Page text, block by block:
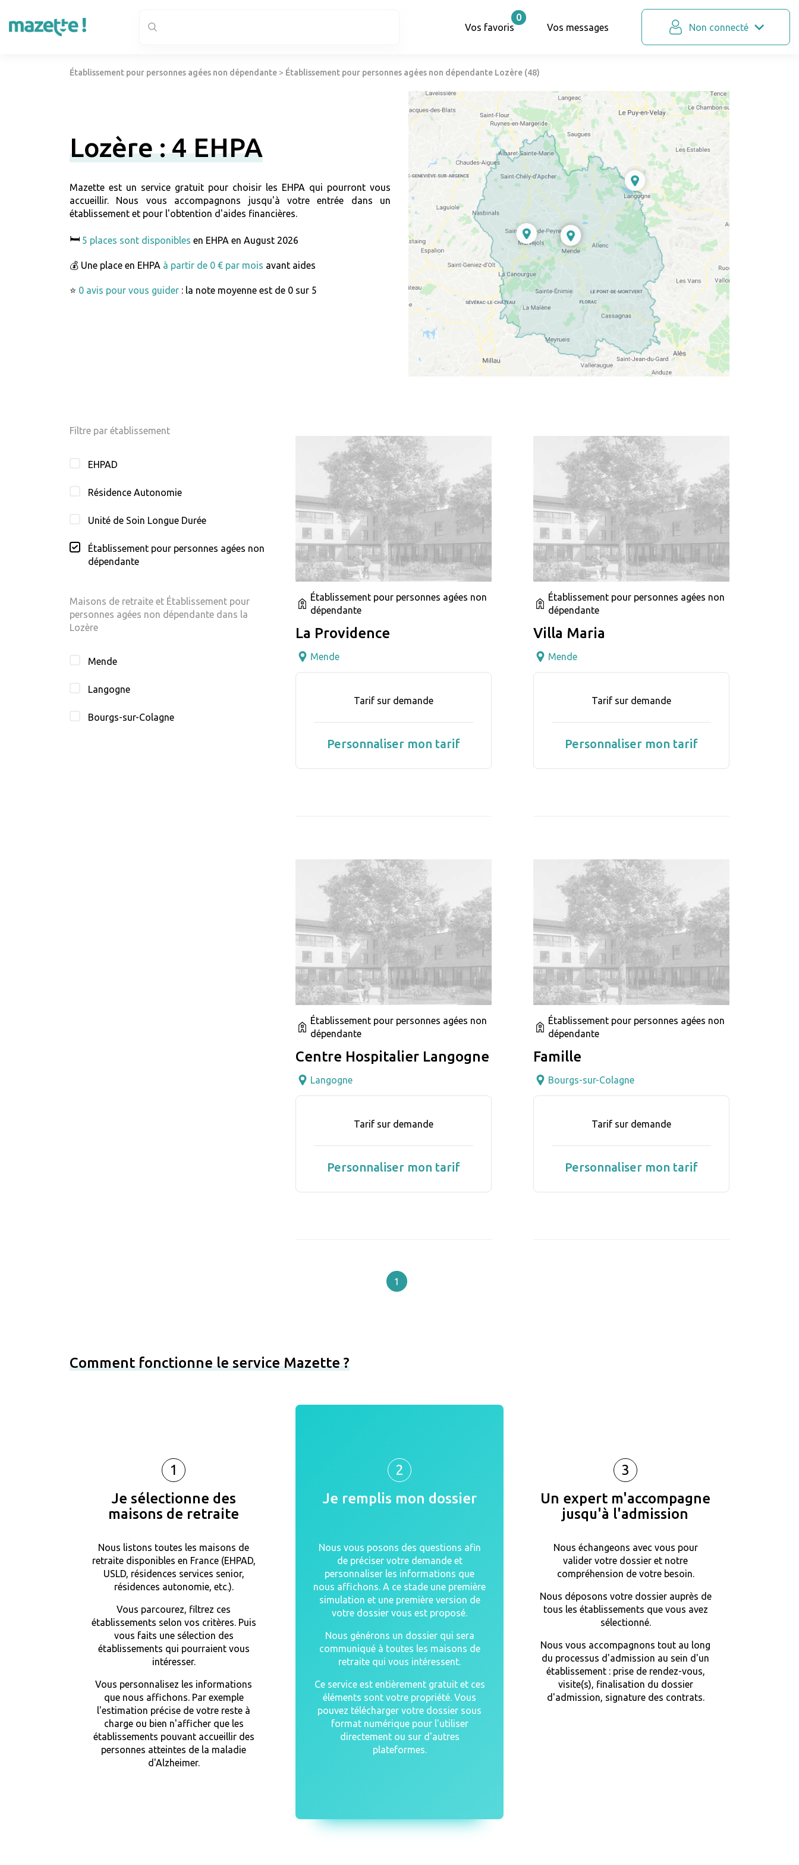
Vos favoris
0
Vos messages
Non connecté
Établissement pour personnes agées non dépendante > Établissement pour personnes agées non dépendante Lozère (48)
Lozère : 4 EHPA
Mazette est un service gratuit pour choisir les EHPA qui pourront vous
accueillir. Nous vous accompagnons jusqu'à votre entrée dans un
établissement et pour l'obtention d'aides financières.
🛏️ 5 places sont disponibles en EHPA en August 2026
💰 Une place en EHPA à partir de 0 € par mois avant aides
⭐ 0 avis pour vous guider : la note moyenne est de 0 sur 5
Filtre par établissement
EHPAD
Résidence Autonomie
Unité de Soin Longue Durée
Établissement pour personnes agées non
dépendante
Maisons de retraite et Établissement pour
personnes agées non dépendante dans la
Lozère
Mende
Langogne
Bourgs-sur-Colagne
Établissement pour personnes agées non
dépendante
La Providence
Mende
Tarif sur demande
Personnaliser mon tarif
Établissement pour personnes agées non
dépendante
Villa Maria
Mende
Tarif sur demande
Personnaliser mon tarif
Établissement pour personnes agées non
dépendante
Centre Hospitalier Langogne
Langogne
Tarif sur demande
Personnaliser mon tarif
Établissement pour personnes agées non
dépendante
Famille
Bourgs-sur-Colagne
Tarif sur demande
Personnaliser mon tarif
1
Comment fonctionne le service Mazette ?
1
Je sélectionne des
maisons de retraite
Nous listons toutes les maisons de
retraite disponibles en France (EHPAD,
USLD, résidences services senior,
résidences autonomie, etc.).
Vous parcourez, filtrez ces
établissements selon vos critères. Puis
vous faits une sélection des
établissements qui pourraient vous
intéresser.
Vous personnalisez les informations
que nous affichons. Par exemple
l'estimation précise de votre reste à
charge ou bien n'afficher que les
établissements pouvant accueillir des
personnes atteintes de la maladie
d'Alzheimer.
2
Je remplis mon dossier
Nous vous posons des questions afin
de préciser votre demande et
personnaliser les informations que
nous affichons. A ce stade une première
simulation et une première version de
votre dossier vous est proposé.
Nous générons un dossier qui sera
communiqué à toutes les maisons de
retraite qui vous intéressent.
Ce service est entièrement gratuit et ces
éléments sont votre propriété. Vous
pouvez télécharger votre dossier sous
format numérique pour l'utiliser
directement ou sur d'autres
plateformes.
3
Un expert m'accompagne
jusqu'à l'admission
Nous échangeons avec vous pour
valider votre dossier et notre
compréhension de votre besoin.
Nous déposons votre dossier auprès de
tous les établissements que vous avez
sélectionné.
Nous vous accompagnons tout au long
du processus d'admission au sein d'un
établissement : prise de rendez-vous,
visite(s), finalisation du dossier
d'admission, signature des contrats.